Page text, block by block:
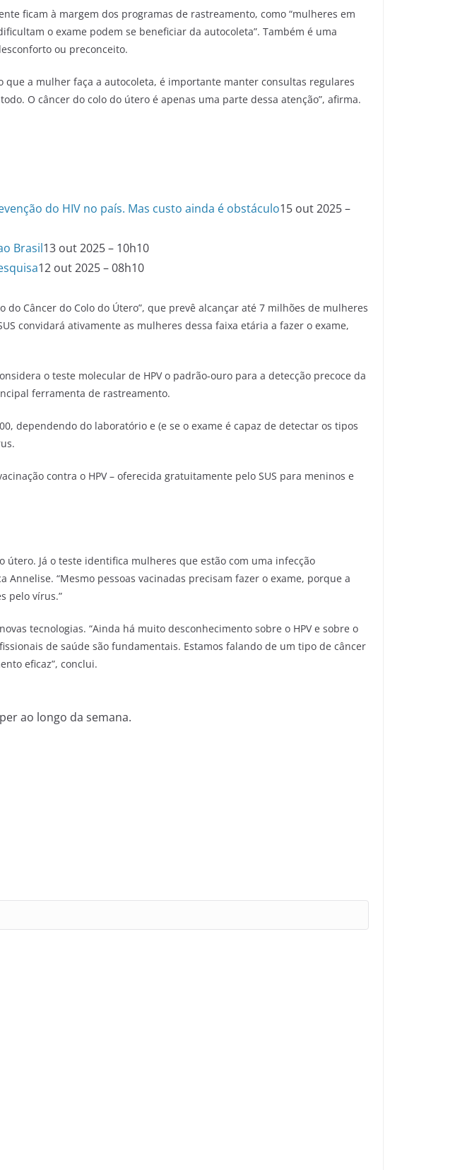
ficam à margem dos programas de rastreamento, como “mulheres em
o exame podem se beneficiar da autocoleta”. Também é uma
ou preconceito.
a mulher faça a autocoleta, é importante manter consultas regulares
O câncer do colo do útero é apenas uma parte dessa atenção”, afirma.
do HIV no país. Mas custo ainda é obstáculo15 out 2025 –
Brasil13 out 2025 – 10h10
12 out 2025 – 08h10
Câncer do Colo do Útero”, que prevê alcançar até 7 milhões de mulheres
convidará ativamente as mulheres dessa faixa etária a fazer o exame,
o teste molecular de HPV o padrão-ouro para a detecção precoce da
ferramenta de rastreamento.
dependendo do laboratório e (e se o exame é capaz de detectar os tipos
contra o HPV – oferecida gratuitamente pelo SUS para meninos e
útero. Já o teste identifica mulheres que estão com uma infecção
“Mesmo pessoas vacinadas precisam fazer o exame, porque a
pelo vírus.”
tecnologias. “Ainda há muito desconhecimento sobre o HPV e sobre o
de saúde são fundamentais. Estamos falando de um tipo de câncer
eficaz”, conclui.
ao longo da semana.